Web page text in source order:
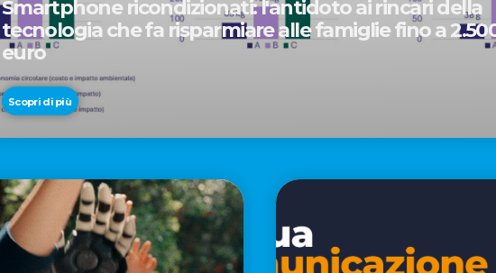
Smartphone ricondizionati: l'antidoto ai rincari della
tecnologia che fa risparmiare alle famiglie fino a
euro
Scopri di più